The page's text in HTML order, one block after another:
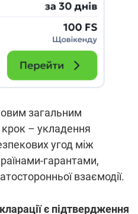
загальним
– укладення
угод між
гарантами,
взаємодії.
є підтвердження